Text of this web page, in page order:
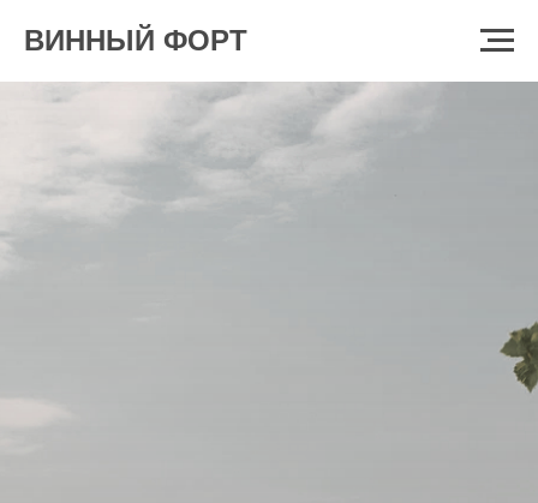
ВИННЫЙ ФОРТ